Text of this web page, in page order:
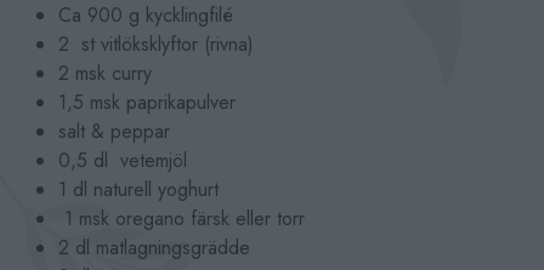
Ca 900 g kycklingfilé
2 st vitlöksklyftor (rivna)
2 msk curry
1,5 msk paprikapulver
salt & peppar
0,5 dl vetemjöl
1 dl naturell yoghurt
1 msk oregano färsk eller torr
2 dl matlagningsgrädde